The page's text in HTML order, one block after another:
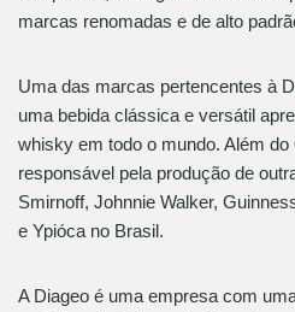
marcas renomadas e de alto
Uma das marcas pertencentes à
uma bebida clássica e versátil
whisky em todo o mundo. Além do
responsável pela produção de
Smirnoff, Johnnie Walker,
e Ypióca no Brasil.
A Diageo é uma empresa com